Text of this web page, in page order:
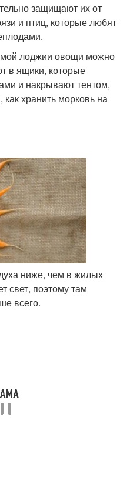
защищают их от
и птиц, которые любят
лоджии овощи можно
в ящики, которые
и накрывают тентом,
хранить морковь на
ниже, чем в жилых
свет, поэтому там
всего.